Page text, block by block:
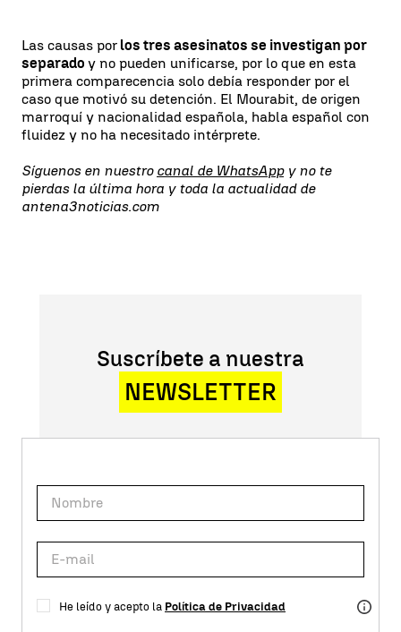
Las causas por los tres asesinatos se investigan por
separado y no pueden unificarse, por lo que en esta
primera comparecencia solo debía responder por el
caso que motivó su detención. El Mourabit, de origen
marroquí y nacionalidad española, habla español con
fluidez y no ha necesitado intérprete.
Síguenos en nuestro canal de WhatsAppy no te
pierdas la última hora y toda la actualidad de
antena3noticias.com
Suscríbete a nuestra
NEWSLETTER
He leído y acepto la Política de Privacidad